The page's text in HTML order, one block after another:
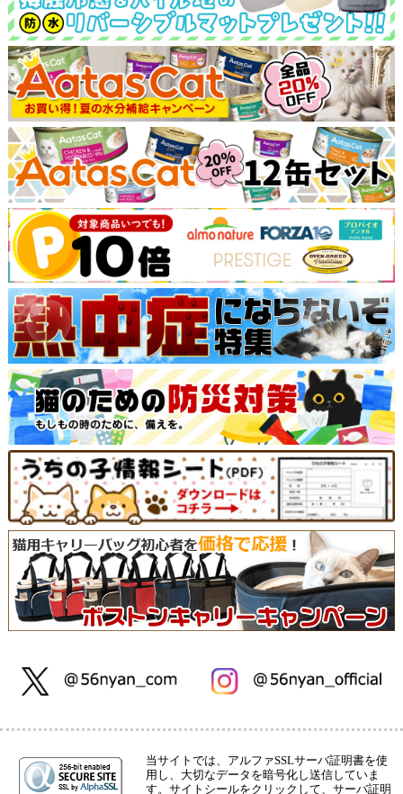
当サイトでは、アルファSSLサーバ証明書を使
用し、大切なデータを暗号化し送信していま
す。サイトシールをクリックして、サーバ証明